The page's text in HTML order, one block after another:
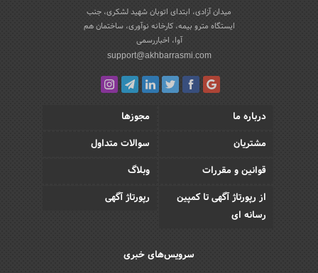
میدان آزادی، ابتدای اتوبان شهید لشکری، جنب
ایستگاه مترو بیمه، کارخانه نوآوری، ساختمان هم
آوا، اخباررسمی
support@akhbarrasmi.com
درباره ما
مجوزها
مشتریان
سوالات متداول
قوانین و مقررات
وبلاگ
از رپورتاژ آگهی تا کمپین
رسانه ای
رپورتاژ آگهی
سرویس‌های خبری